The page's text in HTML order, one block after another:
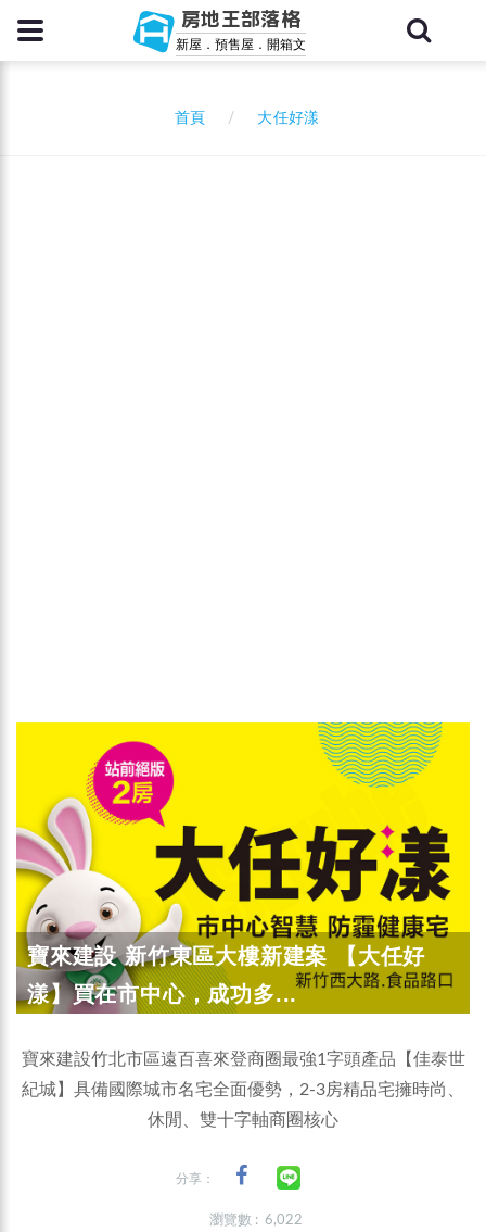
房地王部落格
新屋．預售屋．開箱文
首頁 大任好漾
寶來建設 新竹東區大樓新建案 【大任好
漾】買在市中心，成功多...
寶來建設竹北市區遠百喜來登商圈最強1字頭產品【佳泰世
紀城】具備國際城市名宅全面優勢，2-3房精品宅擁時尚、
休閒、雙十字軸商圈核心
分享：
瀏覽數 : 6,022